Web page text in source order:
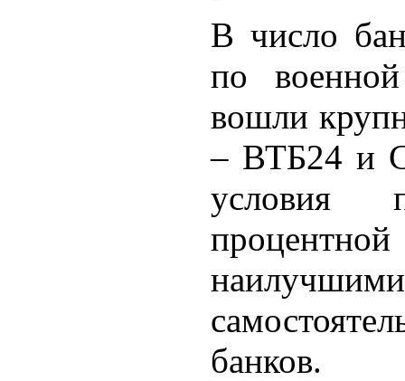
В число
по
вошли
– ВТБ24 и
условия
банков.